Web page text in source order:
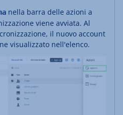
nella barra delle azioni a
viene avviata. Al
il nuovo account
visualizzato nell'elenco.